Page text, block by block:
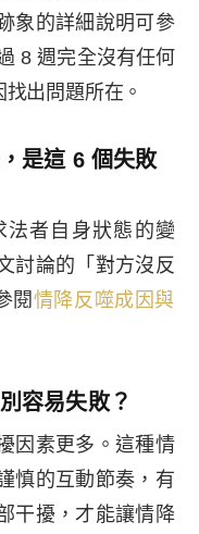
象的詳細說明可參
8 週完全沒有任何
出問題所在。
是這 6 個失敗
法者自身狀態的變
討論的「對方沒反
閱情降反噬成因與
容易失敗？
因素更多。這種情
慎的互動節奏，有
干擾，才能讓情降